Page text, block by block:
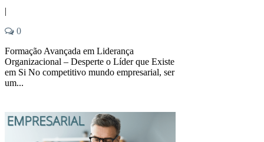
|
0
Formação Avançada em Liderança
Organizacional – Desperte o Líder que Existe
em Si No competitivo mundo empresarial, ser
um...